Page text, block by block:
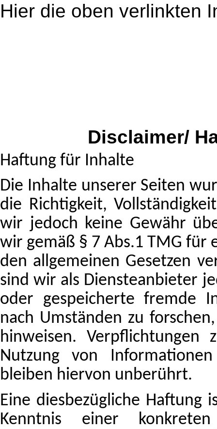
Hier die oben verlinkten
Disclaimer/
Haftung für Inhalte
Die Inhalte unserer Seiten
die Richtigkeit,
wir jedoch keine Gewähr
wir gemäß § 7 Abs.1 TMG für
den allgemeinen Gesetzen
sind wir als Diensteanbieter
oder gespeicherte fremde
nach Umständen zu
hinweisen.
Nutzung von
bleiben hiervon unberührt.
Eine diesbezügliche
Kenntnis einer